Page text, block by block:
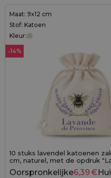
Maat: 9x12 cm
Stof: Katoen
Kleur:
-14%
10 stuks lavendel katoenen
cm, naturel, met de opdruk
Provence"
Oorspronkelijke6,39€